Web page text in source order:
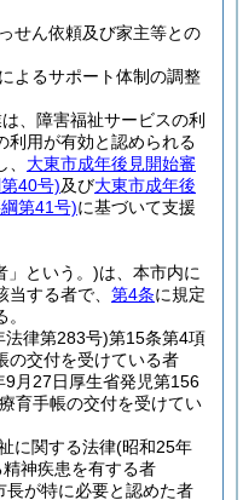
せん依頼及び家主等との
よるサポート体制の調整
、障害福祉サービスの利
利用が有効と認められる
大東市成年後見開始審
40号)及び大東市成年後
第41号)に基づいて支援
」という。)は、本市内に
する者で、 第4条に規定
法律第283号)第15条第4項
の交付を受けている者
9月27日厚生省発児第156
育手帳の交付を受けてい
に関する法律(昭和25年
神疾患を有する者
長が特に必要と認めた者